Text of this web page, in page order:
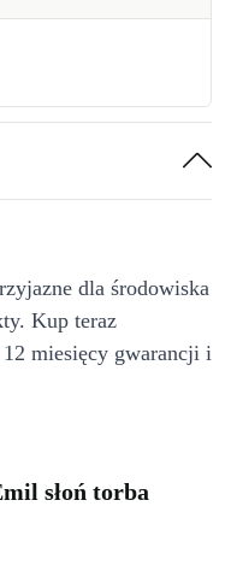
dla środowiska
Kup teraz
miesięcy gwarancji i
słoń torba